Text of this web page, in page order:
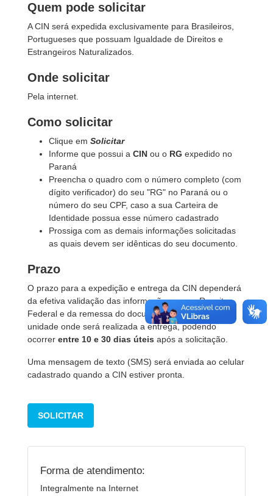
Quem pode solicitar
A CIN será expedida exclusivamente para Brasileiros,
Portugueses que possuam Igualdade de Direitos e
Estrangeiros Naturalizados.
Onde solicitar
Pela internet.
Como solicitar
Clique em Solicitar
Informe que possui a CIN ou o RG expedido no
Paraná
Preencha o quadro com o número completo (com
dígito verificador) do seu "RG" no Paraná ou o
número do seu CPF, caso a sua Carteira de
Identidade possua esse número cadastrado
Prossiga com as demais informações solicitadas
as quais devem ser idênticas do seu documento.
Prazo
O prazo para a expedição e entrega da CIN dependerá
da efetiva validação das informações com a Receita
Federal e da remessa do documento físico até a
unidade onde será realizada a entrega, podendo
ocorrer entre 10 e 30 dias úteis após a solicitação.
Uma mensagem de texto (SMS) será enviada ao celular
cadastrado quando a CIN estiver pronta.
SOLICITAR
Forma de atendimento:
Integralmente na Internet